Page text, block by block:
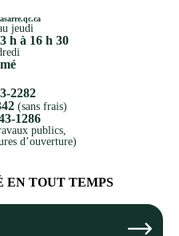
jeudi
h à 16 h 30
2282
(sans frais)
1286
publics,
d’ouverture)
EN TOUT TEMPS
Submit